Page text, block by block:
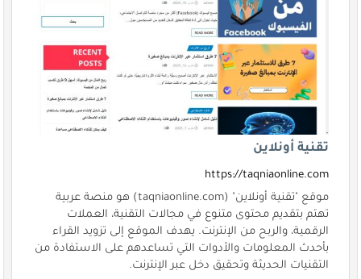
تقنية أونلاين
https://taqniaonline.com
موقع "تقنية أونلاين" (taqniaonline.com) هو منصة عربية
تهتم بتقديم محتوى متنوع في مجالات التقنية، العملات
الرقمية، والربح من الإنترنت. يهدف الموقع إلى تزويد القراء
بأحدث المعلومات والأدوات التي تساعدهم على الاستفادة من
التقنيات الحديثة وتحقيق دخل عبر الإنترنت.